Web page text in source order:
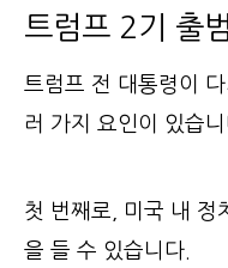
트럼프 2기 출
트럼프 전 대통령이
러 가지 요인이 있습니
첫 번째로, 미국 내 정
을 들 수 있습니다.